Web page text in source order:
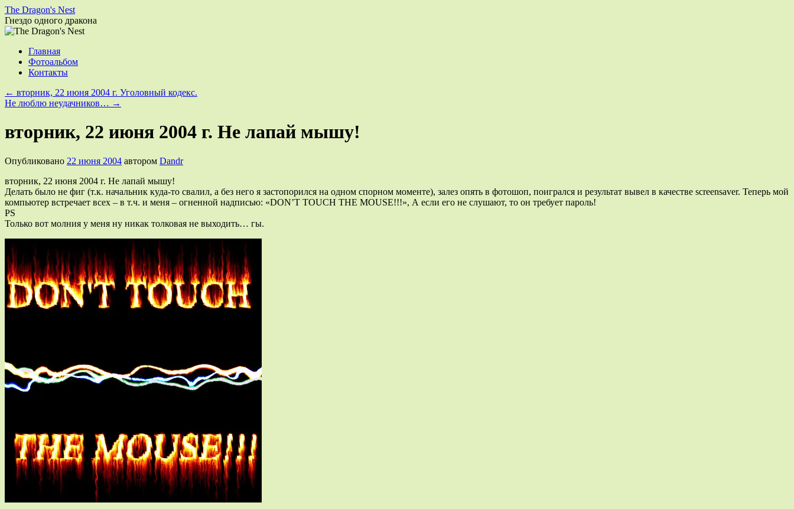
The Dragon's Nest
Гнездо одного дракона
Перейти
содержимому
Главная
Фотоальбом
Контакты
← вторник, 22 июня 2004 г. Уголовный кодекс.
Hе люблю неудачников… →
вторник, 22 июня 2004 г. Не лапай мышу!
Опубликовано 22 июня 2004 автором Dandr
вторник, 22 июня 2004 г. Не лапай мышу!
Делать было не фиг (т.к. начальник куда-то свалил, а без него я застопорился на одном спорном моменте), залез опять в фотошоп, поигрался и результат вывел в качестве screensaver. Теперь мой
компьютер встречает всех – в т.ч. и меня – огненной надписью: «DON’T TOUCH THE MOUSE!!!», А если его не слушают, то он требует пароль!
PS
Только вот молния у меня ну никак толковая не выходить… гы.